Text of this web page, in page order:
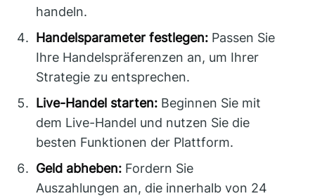
handeln.
Handelsparameter festlegen: Passen Sie
Ihre Handelspräferenzen an, um Ihrer
Strategie zu entsprechen.
Live-Handel starten: Beginnen Sie mit
dem Live-Handel und nutzen Sie die
besten Funktionen der Plattform.
Geld abheben: Fordern Sie
Auszahlungen an, die innerhalb von 24